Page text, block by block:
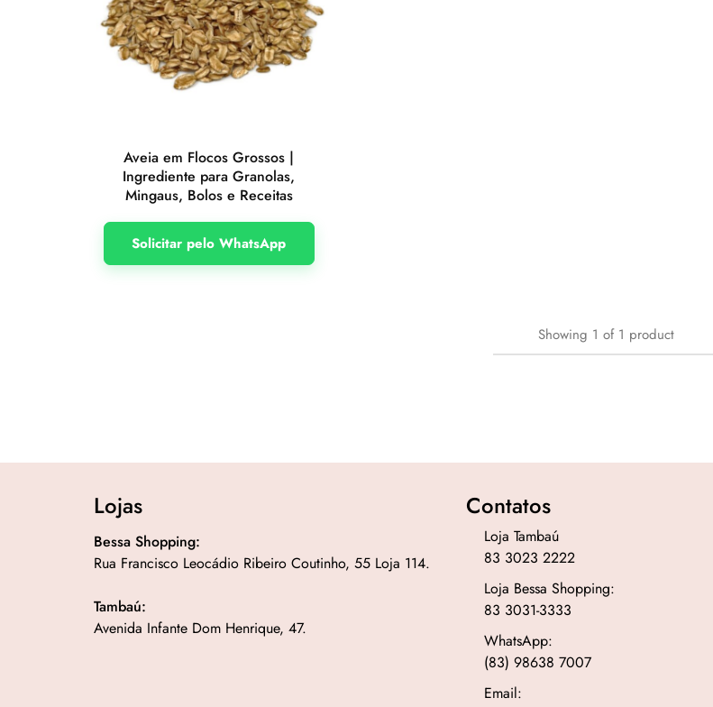
Aveia em Flocos Grossos |
Ingrediente para Granolas,
Mingaus, Bolos e Receitas
Solicitar pelo WhatsApp
Showing 1 of 1 product
Lojas
Bessa Shopping:
Rua Francisco Leocádio Ribeiro Coutinho, 55 Loja 114.
Tambaú:
Avenida Infante Dom Henrique, 47.
Contatos
Loja Tambaú
83 3023 2222
Loja Bessa Shopping:
83 3031-3333
WhatsApp:
(83) 98638 7007
Email: